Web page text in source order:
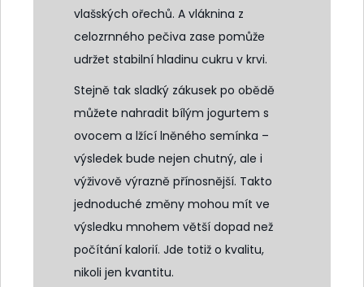
vlašských ořechů. A vláknina z
celozrnného pečiva zase pomůže
udržet stabilní hladinu cukru v krvi.
Stejně tak sladký zákusek po obědě
můžete nahradit bílým jogurtem s
ovocem a lžící lněného semínka –
výsledek bude nejen chutný, ale i
výživově výrazně přínosnější. Takto
jednoduché změny mohou mít ve
výsledku mnohem větší dopad než
počítání kalorií. Jde totiž o kvalitu,
nikoli jen kvantitu.